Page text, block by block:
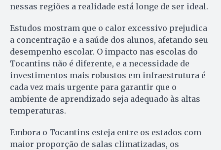
nessas regiões a realidade está longe de ser ideal.
Estudos mostram que o calor excessivo prejudica
a concentração e a saúde dos alunos, afetando seu
desempenho escolar. O impacto nas escolas do
Tocantins não é diferente, e a necessidade de
investimentos mais robustos em infraestrutura é
cada vez mais urgente para garantir que o
ambiente de aprendizado seja adequado às altas
temperaturas.
Embora o Tocantins esteja entre os estados com
maior proporção de salas climatizadas, os